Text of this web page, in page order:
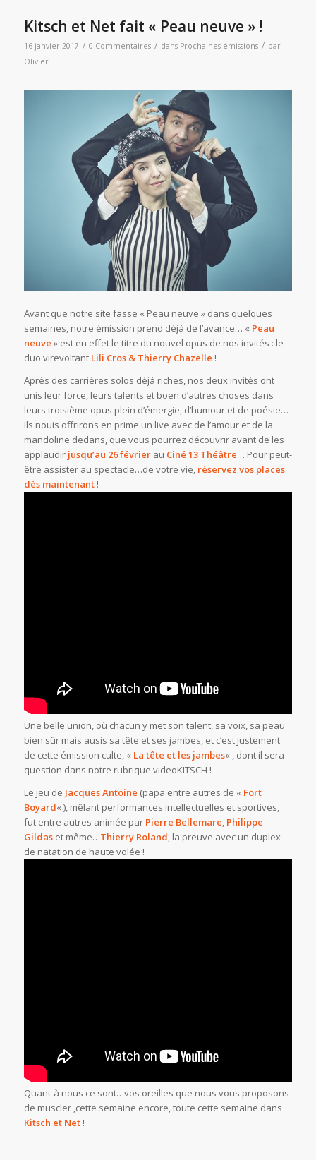
Kitsch et Net fait « Peau neuve » !
16 janvier 2017 / 0 Commentaires / dans Prochaines émissions / par
Olivier
Avant que notre site fasse « Peau neuve » dans quelques
semaines, notre émission prend déjà de l’avance… « Peau
neuve » est en effet le titre du nouvel opus de nos invités : le
duo virevoltant Lili Cros & Thierry Chazelle !
Après des carrières solos déjà riches, nos deux invités ont
unis leur force, leurs talents et boen d’autres choses dans
leurs troisième opus plein d’émergie, d’humour et de poésie…
Ils nouis offrirons en prime un live avec de l’amour et de la
mandoline dedans, que vous pourrez découvrir avant de les
applaudir jusqu’au 26 févrierau Ciné 13 Théâtre… Pour peut-
être assister au spectacle…de votre vie, réservez vos places
dès maintenant!
Une belle union, où chacun y met son talent, sa voix, sa peau
bien sûr mais ausis sa tête et ses jambes, et c’est justement
de cette émission culte, « La tête et les jambes« , dont il sera
question dans notre rubrique videoKITSCH !
Le jeu de Jacques Antoine (papa entre autres de « Fort
Boyard« ), mêlant performances intellectuelles et sportives,
fut entre autres animée par Pierre Bellemare, Philippe
Gildaset même…Thierry Roland, la preuve avec un duplex
de natation de haute volée !
Quant-à nous ce sont…vos oreilles que nous vous proposons
de muscler ,cette semaine encore, toute cette semaine dans
Kitsch et Net!